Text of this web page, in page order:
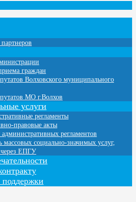
граждан
Волховского муниципального
МО г.Волхов
услуги
регламенты
правовые акты
регламентов
массовых социально-значимых услуг,
ЕПГУ